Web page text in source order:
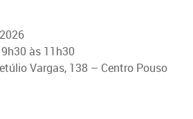
às 11h30
Vargas, 138 – Centro Pouso